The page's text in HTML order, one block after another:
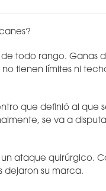
todo rango. Ganas
tienen límites ni
que definió al que
se va a
ataque quirúrgico.
dejaron su marca.